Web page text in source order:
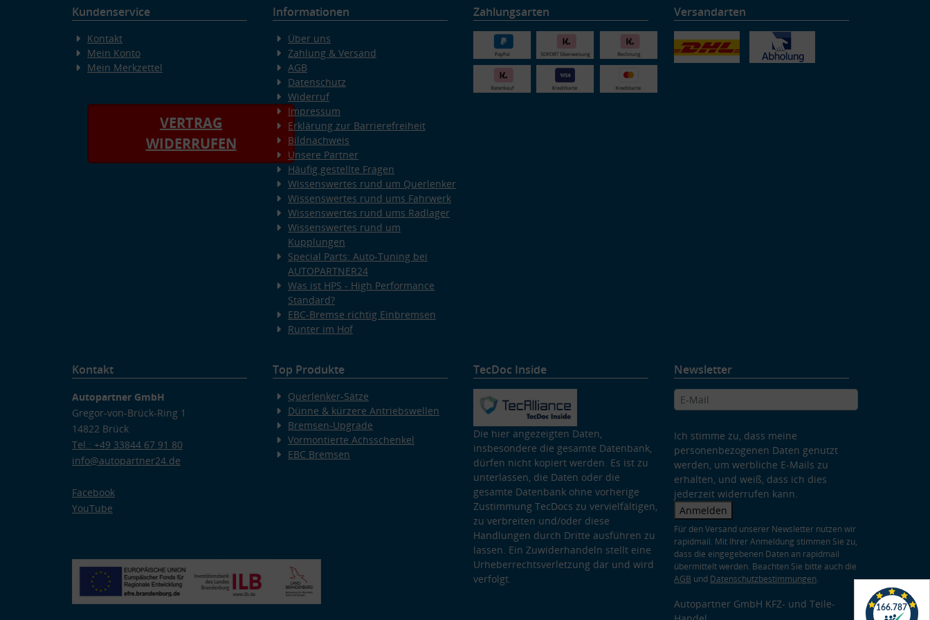
Kundenservice
Kontakt
Mein Konto
Mein Merkzettel
VERTRAG
WIDERRUFEN
Informationen
Über uns
Zahlung & Versand
AGB
Datenschutz
Widerruf
Impressum
Erklärung zur Barrierefreiheit
Bildnachweis
Unsere Partner
Häufig gestellte Fragen
Wissenswertes rund um Querlenker
Wissenswertes rund ums Fahrwerk
Wissenswertes rund ums Radlager
Wissenswertes rund um
Kupplungen
Special Parts: Auto-Tuning bei
AUTOPARTNER24
Was ist HPS - High Performance
Standard?
EBC-Bremse richtig Einbremsen
Runter im Hof
Zahlungsarten Versandarten
Kontakt
Autopartner GmbH
Gregor-von-Brück-Ring 1
14822 Brück
Tel.: +49 33844 67 91 80
info@autopartner24.de
Facebook
YouTube
Top Produkte
Querlenker-Sätze
Dünne & kürzere Antriebswellen
Bremsen-Upgrade
Vormontierte Achsschenkel
EBC Bremsen
TecDoc Inside
Die hier angezeigten Daten,
insbesondere die gesamte Datenbank,
dürfen nicht kopiert werden. Es ist zu
unterlassen, die Daten oder die
gesamte Datenbank ohne vorherige
Zustimmung TecDocs zu vervielfältigen,
zu verbreiten und/oder diese
Handlungen durch Dritte ausführen zu
lassen. Ein Zuwiderhandeln stellt eine
Urheberrechtsverletzung dar und wird
verfolgt.
Newsletter
Ich stimme zu, dass meine
personenbezogenen Daten genutzt
werden, um werbliche E-Mails zu
erhalten, und weiß, dass ich dies
jederzeit widerrufen kann.
Anmelden
Für den Versand unserer Newsletter nutzen wir
rapidmail. Mit Ihrer Anmeldung stimmen Sie zu,
dass die eingegebenen Daten an rapidmail
übermittelt werden. Beachten Sie bitte auch die
AGB und Datenschutzbestimmungen.
Autopartner GmbH KFZ- und Teile-